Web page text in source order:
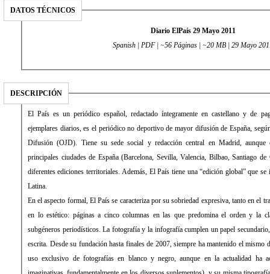
DATOS TÉCNICOS
Diario ElPaís 29 Mayo 2011
Spanish | PDF | ~56 Páginas | ~20 MB | 29 Mayo
DESCRIPCIÓN
El País es un periódico español, redactado íntegramente en castellano y de pago. Con una media de 431.034
ejemplares diarios, es el periódico no deportivo de mayor difusión de España, según la Oficina de Justificación de la
Difusión (OJD). Tiene su sede social y redacción central en Madrid, aunque cuenta con delegaciones en las
principales ciudades de España (Barcelona, Sevilla, Valencia, Bilbao, Santiago de Compostela) desde las que edita
diferentes ediciones territoriales. Además, El País tiene una “edición global” que se imprime y distribuye en América
Latina.
En el aspecto formal, El País se caracteriza por su sobriedad expresiva, tanto en el tratamiento de la información como
en lo estético: páginas a cinco columnas en las que predomina el orden y la clara distribución de los distintos
subgéneros periodísticos. La fotografía y la infografía cumplen un papel secundario, de mero apoyo a la información
escrita. Desde su fundación hasta finales de 2007, siempre ha mantenido el mismo diseño, sin apenas evolución (con
uso exclusivo de fotografías en blanco y negro, aunque en la actualidad ha aceptado el color y formas más